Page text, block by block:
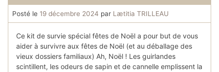
Posté le 19 décembre 2024 par Lætitia TRILLEAU
Ce kit de survie spécial fêtes de Noël a pour but de vous
aider à survivre aux fêtes de Noël (et au déballage des
vieux dossiers familiaux) Ah, Noël ! Les guirlandes
scintillent, les odeurs de sapin et de cannelle emplissent la